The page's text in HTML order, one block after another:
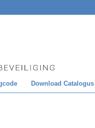
Download Catalogus